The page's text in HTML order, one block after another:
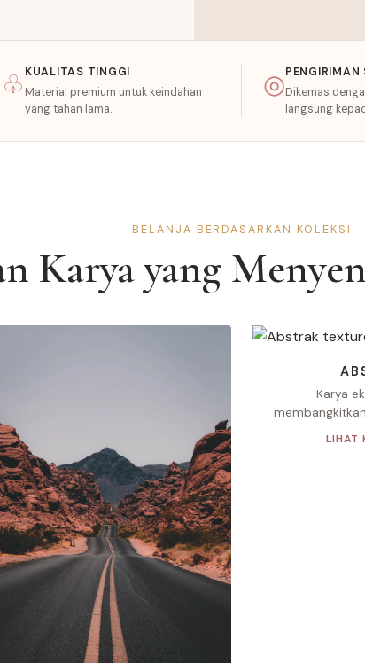
♧ KUALITAS TINGGI
Material premium untuk keindahan
yang tahan lama.
◎PENGIRIMAN
Dikemas
langsung
BELANJA BERDASARKAN KOLEKSI
Karya yang
Karya
LIHAT